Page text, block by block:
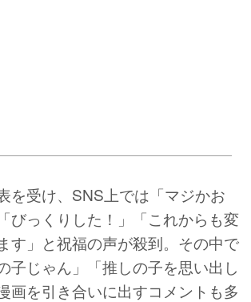
を受け、SNS上では「マジかお
びっくりした！」「これからも変
す」と祝福の声が殺到。その中で
子じゃん」「推しの子を思い出し
画を引き合いに出すコメントも多